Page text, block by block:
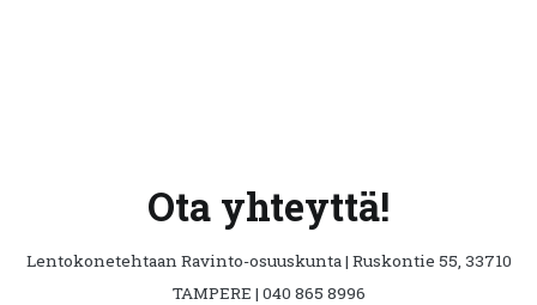
Ota yhteyttä!
Lentokonetehtaan Ravinto-osuuskunta | Ruskontie 55, 33710
TAMPERE | 040 865 8996